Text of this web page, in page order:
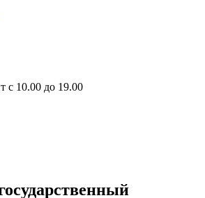
с 10.00 до 19.00